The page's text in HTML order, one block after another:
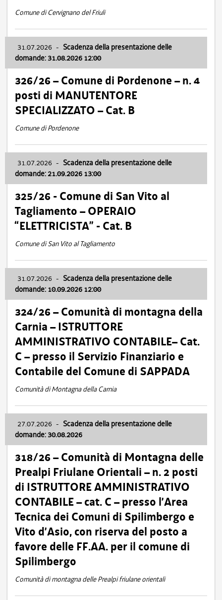
Comune di Cervignano del Friuli
31.07.2026 - Scadenza della presentazione delle
domande: 31.08.2026 12:00
326/26 – Comune di Pordenone – n. 4
posti di MANUTENTORE
SPECIALIZZATO – Cat. B
Comune di Pordenone
31.07.2026 - Scadenza della presentazione delle
domande: 21.09.2026 13:00
325/26 - Comune di San Vito al
Tagliamento – OPERAIO
“ELETTRICISTA” - Cat. B
Comune di San Vito al Tagliamento
31.07.2026 - Scadenza della presentazione delle
domande: 10.09.2026 12:00
324/26 – Comunità di montagna della
Carnia – ISTRUTTORE
AMMINISTRATIVO CONTABILE– Cat.
C – presso il Servizio Finanziario e
Contabile del Comune di SAPPADA
Comunità di Montagna della Carnia
27.07.2026 - Scadenza della presentazione delle
domande: 30.08.2026
318/26 – Comunità di Montagna delle
Prealpi Friulane Orientali – n. 2 posti
di ISTRUTTORE AMMINISTRATIVO
CONTABILE – cat. C – presso l’Area
Tecnica dei Comuni di Spilimbergo e
Vito d’Asio, con riserva del posto a
favore delle FF.AA. per il comune di
Spilimbergo
Comunità di montagna delle Prealpi friulane orientali